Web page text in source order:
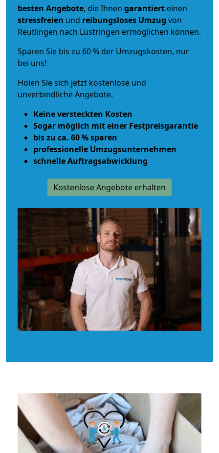
besten Angebote, die Ihnen garantiert einen
stressfreien und reibungsloses Umzug von
Reutlingen nach Lüstringen ermöglichen können.
Sparen Sie bis zu 60 % der Umzugskosten, nur
bei uns!
Holen Sie sich jetzt kostenlose und
unverbindliche Angebote.
Keine versteckten Kosten
Sogar möglich mit einer Festpreisgarantie
bis zu ca. 60 % sparen
professionelle Umzugsunternehmen
schnelle Auftragsabwicklung
Kostenlose Angebote erhalten